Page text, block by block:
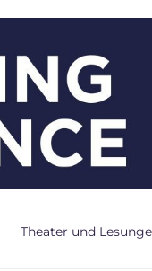
Theater und